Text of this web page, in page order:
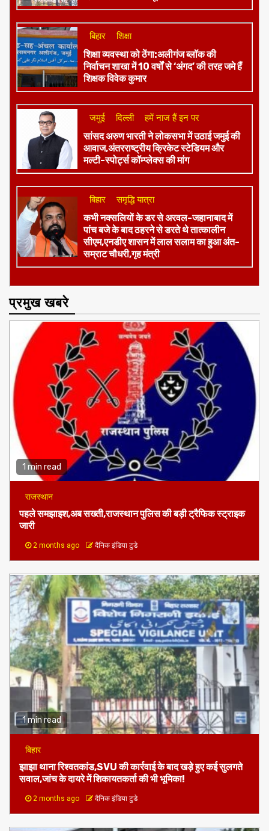
बिहार शिक्षा
शिक्षा व्यवस्था को ठेंगा:अलीगंज ब्लॉक की
निर्वाचन शाखा में 10 वर्षों से ‘अंगद’ की तरह जमे हैं
शिक्षक विवेक कुमार
जमुई दिल्ली हमें नाज हैं इन पर
​सांसद अरुण भारती ने लोकसभा में उठाई जमुई की
आवाज,अंतरराष्ट्रीय क्रिकेट स्टेडियम और
मल्टी-स्पोर्ट्स कॉम्प्लेक्स की मांग
बिहार समृद्धि यात्रा
कभी नक्सलियों के डर से अरवल-जहानाबाद में
पांच बजे के बाद ठहरने से डरते थे तात्कालीन
सीएम,एनडीए शासन में लाल सलाम का हुआ अंत-
सम्राट चौधरी,गृह मंत्री
प्रमुख खबरे
1 min read
राजस्थान
पहले समझाइश,अब सख्ती,राजस्थान पुलिस की बड़ी ट्रैफिक स्ट्राइक
जारी
2 months ago दैनिक इंडिया टुडे
1 min read
बिहार
झाझा थाना रिश्वतकांड,SVU की कार्रवाई के बाद खड़े हुए कई सुलगते
सवाल,जांच के दायरे में शिकायतकर्ता की भी भूमिका!
2 months ago दैनिक इंडिया टुडे